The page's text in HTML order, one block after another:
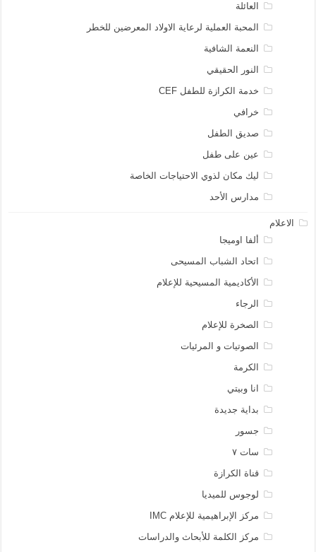
العائلة
المحبة العملية لرعاية الاولاد المعرضين للخطر
النعمة الشافية
النور الحقيقي
خدمة الكرازة للطفل CEF
خرافي
صديق الطفل
عين على طفل
ليك مكان لذوي الاحتياجات الخاصة
مدارس الأحد
الاعلام
ألفا اوميجا
اتحاد الشباب المسيحى
الأكاديمية المسيحية للإعلام
الرجاء
الصخرة للإعلام
الصوتيات و المرئيات
الكرمة
انا وبيتي
بداية جديدة
جسور
سات ٧
قناة الكرازة
لوجوس للميديا
مركز الإبراهيمية للإعلام IMC
مركز الكلمة للأبحاث والدراسات